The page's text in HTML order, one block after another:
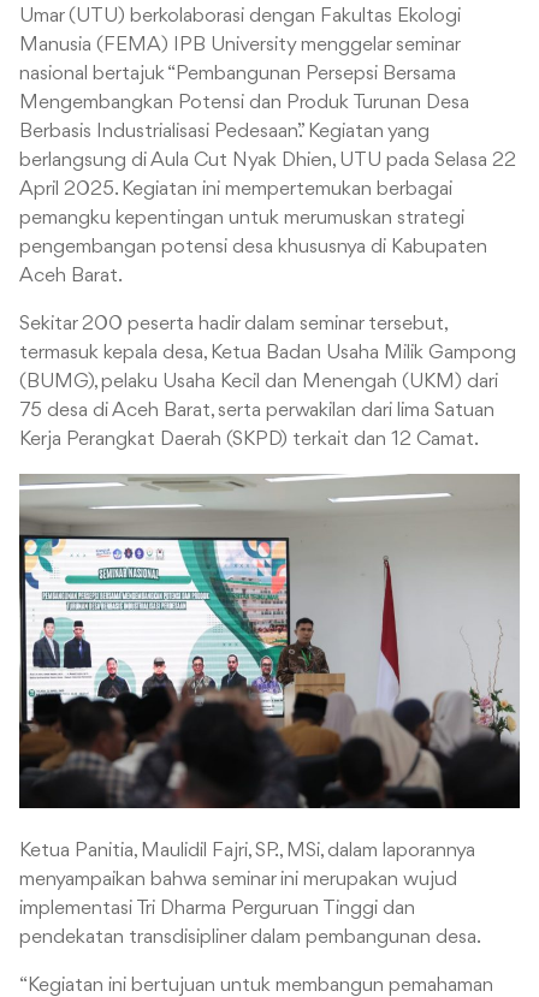
Umar (UTU) berkolaborasi dengan Fakultas Ekologi
Manusia (FEMA) IPB University menggelar seminar
nasional bertajuk “Pembangunan Persepsi Bersama
Mengembangkan Potensi dan Produk Turunan Desa
Berbasis Industrialisasi Pedesaan.” Kegiatan yang
berlangsung di Aula Cut Nyak Dhien, UTU pada Selasa 22
April 2025. Kegiatan ini mempertemukan berbagai
pemangku kepentingan untuk merumuskan strategi
pengembangan potensi desa khususnya di Kabupaten
Aceh Barat.
Sekitar 200 peserta hadir dalam seminar tersebut,
termasuk kepala desa, Ketua Badan Usaha Milik Gampong
(BUMG), pelaku Usaha Kecil dan Menengah (UKM) dari
75 desa di Aceh Barat, serta perwakilan dari lima Satuan
Kerja Perangkat Daerah (SKPD) terkait dan 12 Camat.
Ketua Panitia, Maulidil Fajri, SP., MSi, dalam laporannya
menyampaikan bahwa seminar ini merupakan wujud
implementasi Tri Dharma Perguruan Tinggi dan
pendekatan transdisipliner dalam pembangunan desa.
“Kegiatan ini bertujuan untuk membangun pemahaman